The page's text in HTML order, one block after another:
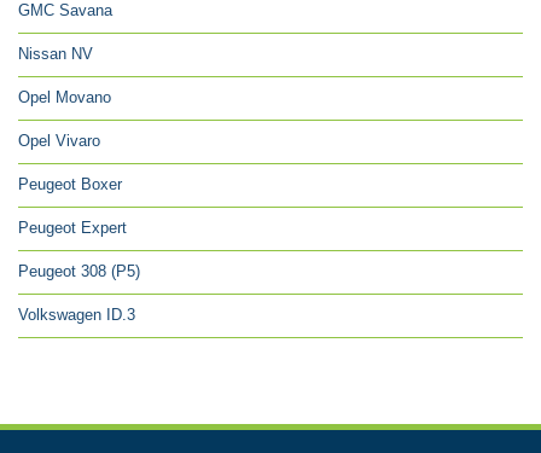
GMC Savana
Nissan NV
Opel Movano
Opel Vivaro
Peugeot Boxer
Peugeot Expert
Peugeot 308 (P5)
Volkswagen ID.3